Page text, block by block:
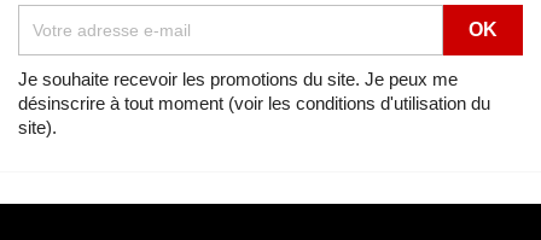
Je souhaite recevoir les promotions du site. Je peux me
désinscrire à tout moment (voir les conditions d'utilisation du
site).